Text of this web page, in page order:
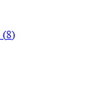
(8)